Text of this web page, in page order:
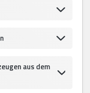
aus dem